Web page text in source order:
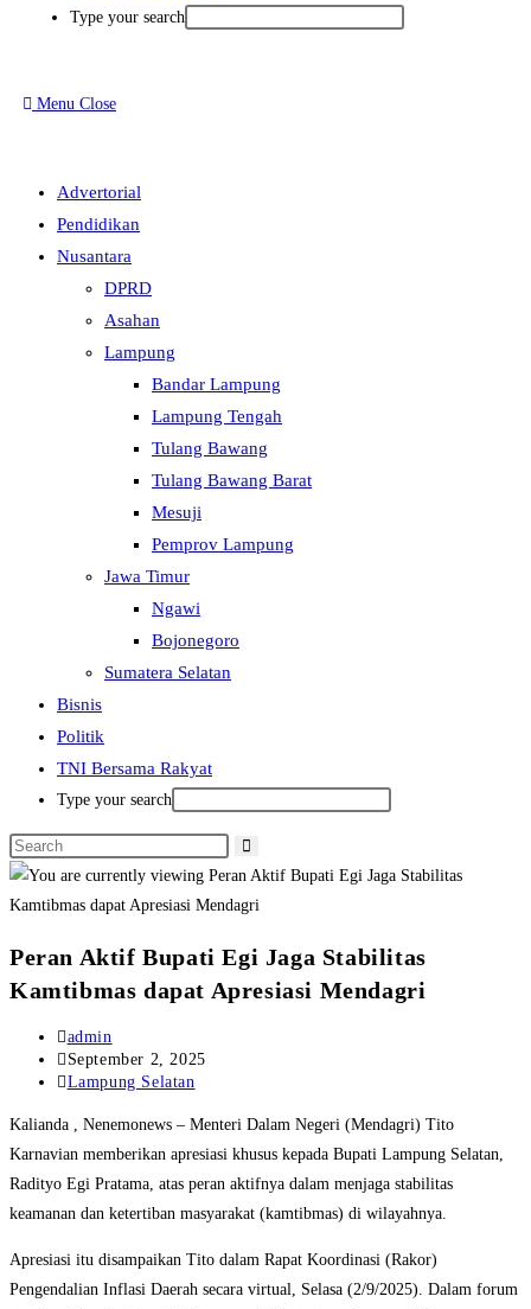
Type your search
Menu Close
Advertorial
Pendidikan
Nusantara
DPRD
Asahan
Lampung
Bandar Lampung
Lampung Tengah
Tulang Bawang
Tulang Bawang Barat
Mesuji
Pemprov Lampung
Jawa Timur
Ngawi
Bojonegoro
Sumatera Selatan
Bisnis
Politik
TNI Bersama Rakyat
Type your search
Peran Aktif Bupati Egi Jaga Stabilitas
Kamtibmas dapat Apresiasi Mendagri
Post
author:
admin
Post
published:
September 2, 2025
Post
Lampung Selatan
Kalianda , Nenemonews – Menteri Dalam Negeri (Mendagri) Tito
Karnavian memberikan apresiasi khusus kepada Bupati Lampung Selatan,
Radityo Egi Pratama, atas peran aktifnya dalam menjaga stabilitas
keamanan dan ketertiban masyarakat (kamtibmas) di wilayahnya.
Apresiasi itu disampaikan Tito dalam Rapat Koordinasi (Rakor)
Pengendalian Inflasi Daerah secara virtual, Selasa (2/9/2025). Dalam forum